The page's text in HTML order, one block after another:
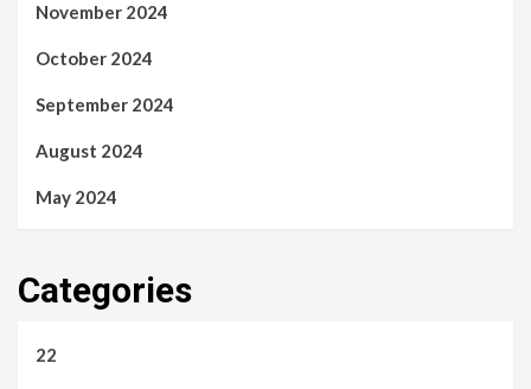
November 2024
October 2024
September 2024
August 2024
May 2024
Categories
22